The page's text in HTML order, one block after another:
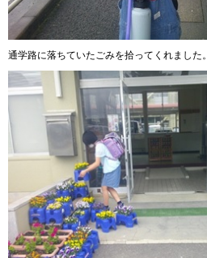
通学路に落ちていたごみを拾ってくれました。